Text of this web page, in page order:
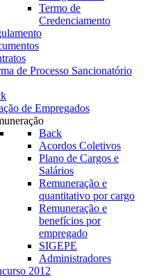
Termo de
Credenciamento
de Processo Sancionatório
de Empregados
Back
Acordos Coletivos
Plano de Cargos e
Salários
Remuneração e
quantitativo por cargo
Remuneração e
benefícios por
empregado
SIGEPE
Administradores
2012